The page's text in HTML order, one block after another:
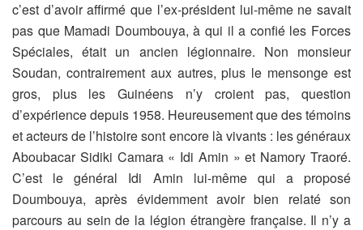
c’est d’avoir affirmé que l’ex-président lui-même ne savait
pas que Mamadi Doumbouya, à qui il a confié les Forces
Spéciales, était un ancien légionnaire. Non monsieur
Soudan, contrairement aux autres, plus le mensonge est
gros, plus les Guinéens n’y croient pas, question
d’expérience depuis 1958. Heureusement que des témoins
et acteurs de l’histoire sont encore là vivants : les généraux
Aboubacar Sidiki Camara « Idi Amin » et Namory Traoré.
C’est le général Idi Amin lui-même qui a proposé
Doumbouya, après évidemment avoir bien relaté son
parcours au sein de la légion étrangère française. Il n’y a